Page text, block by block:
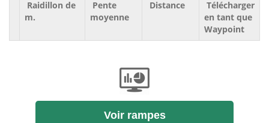
Raidillon de
m.
Pente
moyenne
Distance
Télécharger
en tant que
Waypoint
Voir rampes